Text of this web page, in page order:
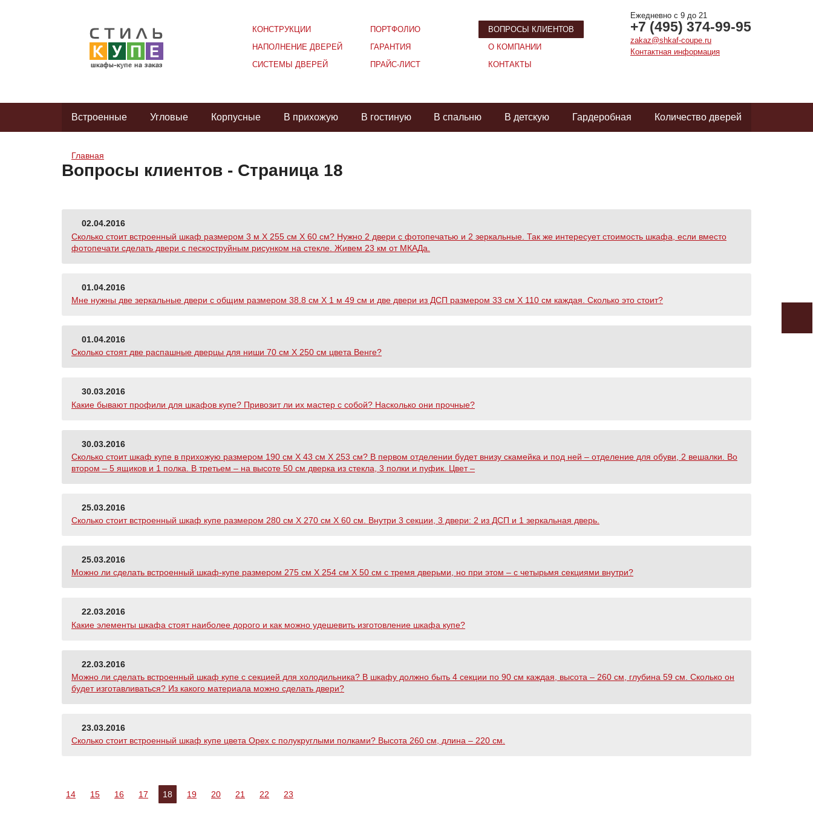
Ежедневно с 9 до 21
+7 (495) 374-99-95
zakaz@shkaf-coupe.ru
Контактная информация
КОНСТРУКЦИИ
НАПОЛНЕНИЕ ДВЕРЕЙ
СИСТЕМЫ ДВЕРЕЙ
ПОРТФОЛИО
ГАРАНТИЯ
ПРАЙС-ЛИСТ
ВОПРОСЫ КЛИЕНТОВ
О КОМПАНИИ
КОНТАКТЫ
Встроенные Угловые Корпусные В прихожую В гостиную В спальню В детскую Гардеробная Количество дверей
Главная
Вопросы клиентов - Страница 18
02.04.2016
Сколько стоит встроенный шкаф размером 3 м Х 255 см Х 60 см? Нужно 2 двери с фотопечатью и 2 зеркальные. Так же интересует стоимость шкафа, если вместо
фотопечати сделать двери с пескоструйным рисунком на стекле. Живем 23 км от МКАДа.
01.04.2016
Мне нужны две зеркальные двери с общим размером 38.8 см Х 1 м 49 см и две двери из ДСП размером 33 см Х 110 см каждая. Сколько это стоит?
01.04.2016
Сколько стоят две распашные дверцы для ниши 70 см Х 250 см цвета Венге?
30.03.2016
Какие бывают профили для шкафов купе? Привозит ли их мастер с собой? Насколько они прочные?
30.03.2016
Сколько стоит шкаф купе в прихожую размером 190 см Х 43 см Х 253 см? В первом отделении будет внизу скамейка и под ней – отделение для обуви, 2 вешалки. Во
втором – 5 ящиков и 1 полка. В третьем – на высоте 50 см дверка из стекла, 3 полки и пуфик. Цвет –
25.03.2016
Сколько стоит встроенный шкаф купе размером 280 см Х 270 см Х 60 см. Внутри 3 секции, 3 двери: 2 из ДСП и 1 зеркальная дверь.
25.03.2016
Можно ли сделать встроенный шкаф-купе размером 275 см Х 254 см Х 50 см с тремя дверьми, но при этом – с четырьмя секциями внутри?
22.03.2016
Какие элементы шкафа стоят наиболее дорого и как можно удешевить изготовление шкафа купе?
22.03.2016
Можно ли сделать встроенный шкаф купе с секцией для холодильника? В шкафу должно быть 4 секции по 90 см каждая, высота – 260 см, глубина 59 см. Сколько он
будет изготавливаться? Из какого материала можно сделать двери?
23.03.2016
Сколько стоит встроенный шкаф купе цвета Орех с полукруглыми полками? Высота 260 см, длина – 220 см.
14 15 16 17 18 19 20 21 22 23